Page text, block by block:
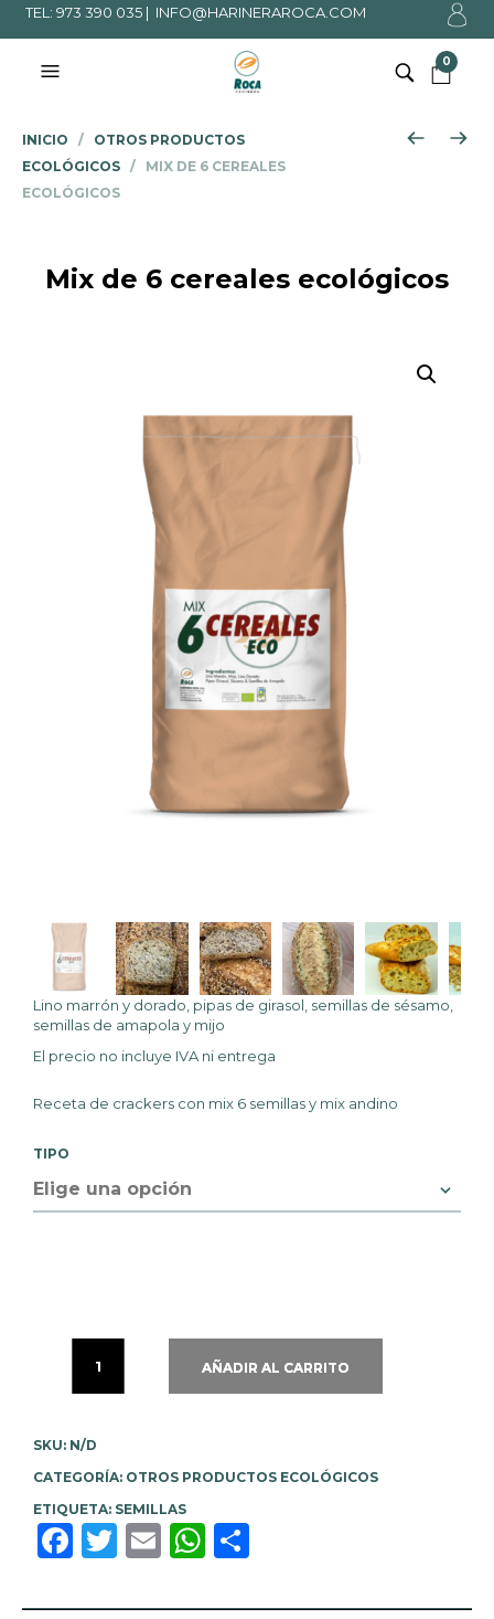
TEL: 973 390 035 | INFO@HARINERAROCA.COM
0
INICIO / OTROS PRODUCTOS
ECOLÓGICOS / MIX DE 6 CEREALES
ECOLÓGICOS
Mix de 6 cereales ecológicos
Lino marrón y dorado, pipas de girasol, semillas de sésamo,
semillas de amapola y mijo
El precio no incluye IVA ni entrega
Receta de crackers con mix 6 semillas y mix andino
TIPO
AÑADIR AL CARRITO
SKU: N/D
CATEGORÍA: OTROS PRODUCTOS ECOLÓGICOS
ETIQUETA: SEMILLAS
Facebook
Twitter
EmailWhatsApp